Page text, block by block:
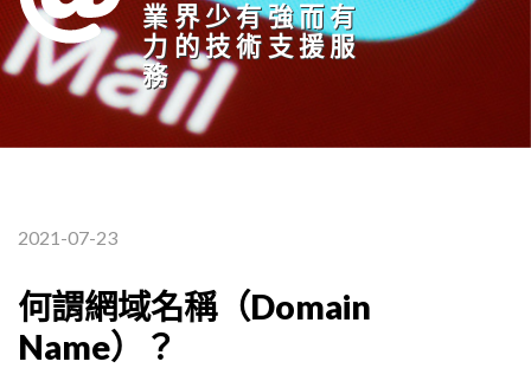
業界少有強而有
力的技術支援服
務
2021-07-23
何謂網域名稱（Domain
Name）？